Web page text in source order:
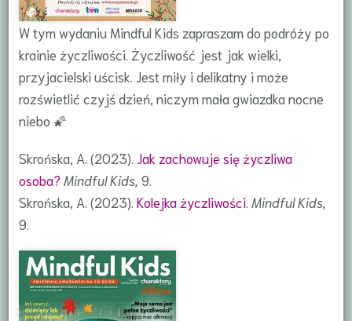
W tym wydaniu Mindful Kids zapraszam do podróży po
krainie życzliwości. Życzliwość jest jak wielki,
przyjacielski uścisk. Jest miły i delikatny i może
rozświetlić czyjś dzień, niczym mała gwiazdka nocne
niebo 🌠
Skrońska, A. (2023). Jak zachowuje się życzliwa
osoba?Mindful Kids, 9.
Skrońska, A. (2023). Kolejka życzliwości. Mindful Kids,
9.